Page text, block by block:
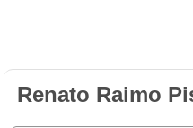
Renato Raimo